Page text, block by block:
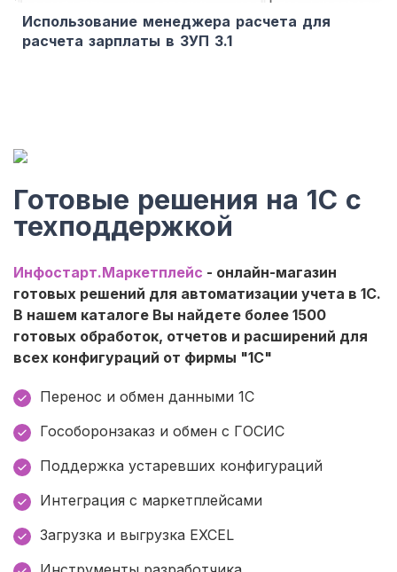
Использование менеджера расчета для
расчета зарплаты в ЗУП 3.1
Готовые решения на 1С с
техподдержкой
Инфостарт.Маркетплейс - онлайн-магазин
готовых решений для автоматизации учета в 1С.
В нашем каталоге Вы найдете более 1500
готовых обработок, отчетов и расширений для
всех конфигураций от фирмы "1С"
Перенос и обмен данными 1С
Гособоронзаказ и обмен с ГОСИС
Поддержка устаревших конфигураций
Интеграция с маркетплейсами
Загрузка и выгрузка EXCEL